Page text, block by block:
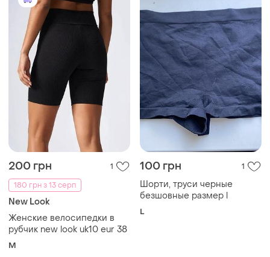
200 грн
1
180 грн з 13 серп
New Look
Женские велосипедки в
рубчик new look uk10 eur 38
M
100 грн 1
Шорти, труси черные
безшовные размер l
L